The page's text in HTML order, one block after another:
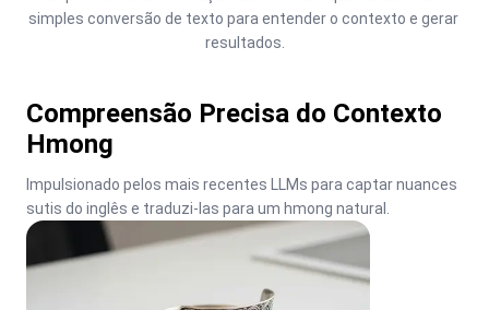
simples conversão de texto para entender o contexto e gerar
resultados.
Compreensão Precisa do Contexto
Hmong
Impulsionado pelos mais recentes LLMs para captar nuances
sutis do inglês e traduzi-las para um hmong natural.